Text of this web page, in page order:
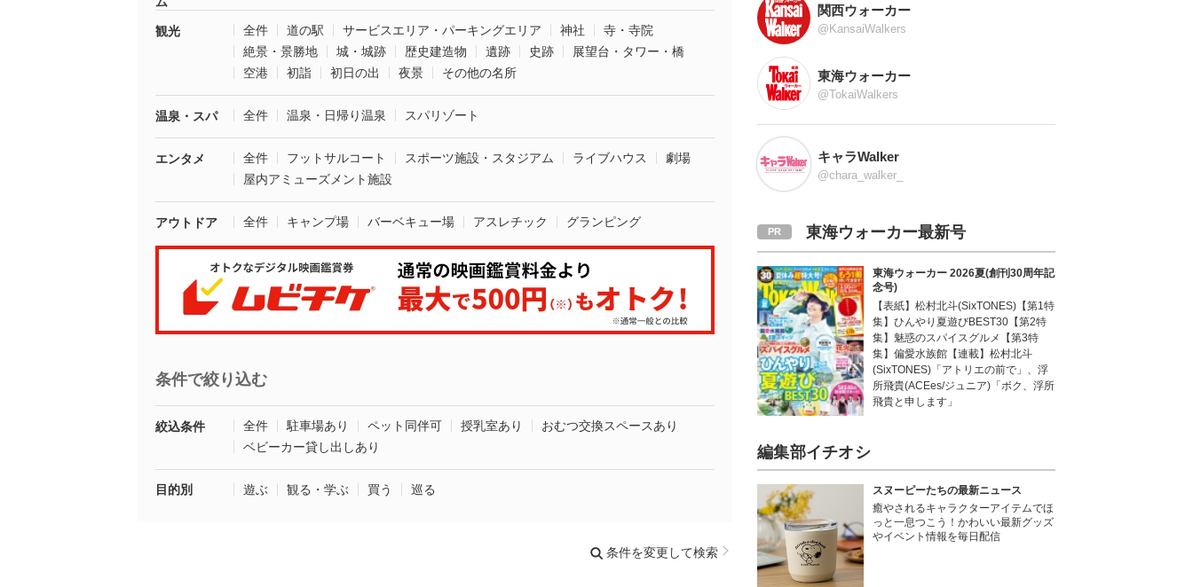
観光 全件 道の駅 サービスエリア・パーキングエリア 神社
寺・寺院
絶景・景勝地
城・城跡 歴史建造物 遺跡 史跡
展望台・タワー・橋
空港
初詣 初日の出 夜景 その他の名所
温泉・スパ 全件 温泉・日帰り温泉 スパリゾート
エンタメ 全件 フットサルコート スポーツ施設・スタジアム ライブハウス
劇場
屋内アミューズメント施設
アウトドア 全件 キャンプ場 バーベキュー場 アスレチック グランピング
条件で絞り込む
絞込条件 全件 駐車場あり ペット同伴可 授乳室あり
おむつ交換スペースあり
ベビーカー貸し出しあり
目的別 遊ぶ 観る・学ぶ 買う 巡る
条件を変更して検索
関西ウォーカー
@KansaiWalkers
東海ウォーカー
@TokaiWalkers
キャラWalker
@chara_walker_
東海ウォーカー最新号
東海ウォーカー 2026夏(創刊30周年記
念号)
【表紙】松村北斗(SixTONES)【第1特
集】ひんやり夏遊びBEST30【第2特
集】魅惑のスパイスグルメ【第3特
集】偏愛水族館【連載】松村北斗
(SixTONES)「アトリエの前で」、浮
所飛貴(ACEes/ジュニア)「ボク、浮所
飛貴と申します」
編集部イチオシ
スヌーピーたちの最新ニュース
癒やされるキャラクターアイテムでほ
っと一息つこう！かわいい最新グッズ
やイベント情報を毎日配信